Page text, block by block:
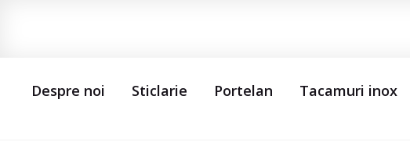
Despre noi Sticlarie Portelan Tacamuri inox